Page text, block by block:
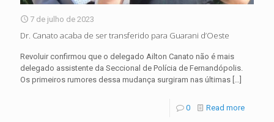
7 de julho de 2023
Dr. Canato acaba de ser transferido para Guarani d’Oeste
Revoluir confirmou que o delegado Ailton Canato não é mais
delegado assistente da Seccional de Polícia de Fernandópolis.
Os primeiros rumores dessa mudança surgiram nas últimas […]
0 Read more